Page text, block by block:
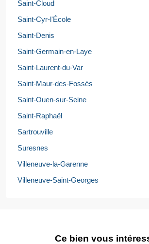
Saint-Cloud
Saint-Cyr-l'École
Saint-Denis
Saint-Germain-en-Laye
Saint-Laurent-du-Var
Saint-Maur-des-Fossés
Saint-Ouen-sur-Seine
Saint-Raphaël
Sartrouville
Suresnes
Villeneuve-la-Garenne
Villeneuve-Saint-Georges
Ce bien vous